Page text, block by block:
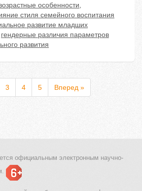
особенности,
стиля семейного воспитания
развитие младших
гендерные различия параметров
развития
3 4 5 Вперед »
официальным электронным научно-